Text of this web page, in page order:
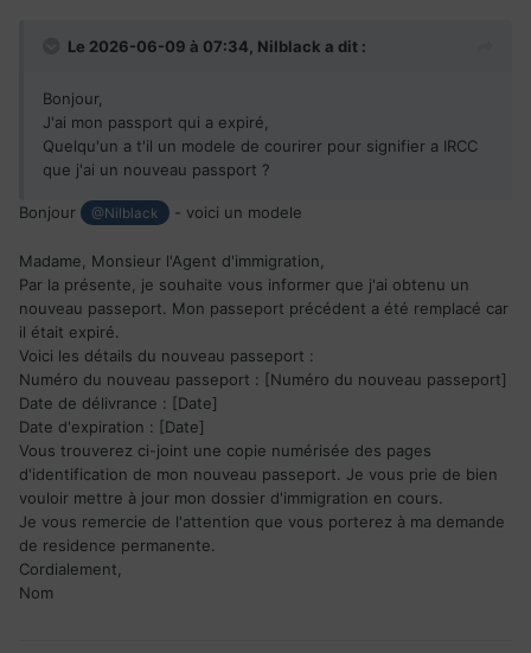
Le 2026-06-09 à 07:34, Nilblack a dit :
Bonjour,
J'ai mon passport qui a expiré,
Quelqu'un a t'il un modele de courirer pour signifier a IRCC
que j'ai un nouveau passport ?
Bonjour @Nilblack - voici un modele
Madame, Monsieur l'Agent d'immigration,
Par la présente, je souhaite vous informer que j'ai obtenu un
nouveau passeport. Mon passeport précédent a été remplacé car
il était expiré.
Voici les détails du nouveau passeport :
Numéro du nouveau passeport : [Numéro du nouveau passeport]
Date de délivrance : [Date]
Date d'expiration : [Date]
Vous trouverez ci-joint une copie numérisée des pages
d'identification de mon nouveau passeport. Je vous prie de bien
vouloir mettre à jour mon dossier d'immigration en cours.
Je vous remercie de l'attention que vous porterez à ma demande
de residence permanente.
Cordialement,
Nom